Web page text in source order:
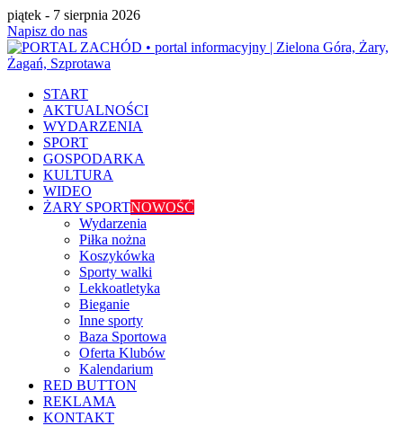
piątek - 7 sierpnia 2026
Napisz do nas
START
AKTUALNOŚCI
WYDARZENIA
SPORT
GOSPODARKA
KULTURA
WIDEO
ŻARY SPORTNOWOŚĆ
Wydarzenia
Piłka nożna
Koszykówka
Sporty walki
Lekkoatletyka
Bieganie
Inne sporty
Baza Sportowa
Oferta Klubów
Kalendarium
RED BUTTON
REKLAMA
KONTAKT